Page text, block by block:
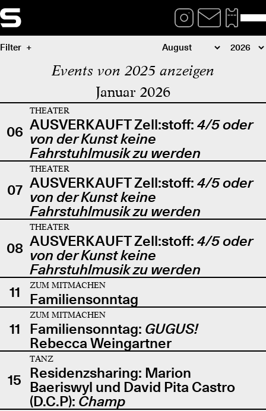
Filter
Events von 2025 anzeigen
Januar 2026
06
THEATER
AUSVERKAUFT Zell:stoff: 4/5 oder
von der Kunst keine
Fahrstuhlmusik zu werden
07
THEATER
AUSVERKAUFT Zell:stoff: 4/5 oder
von der Kunst keine
Fahrstuhlmusik zu werden
08
THEATER
AUSVERKAUFT Zell:stoff: 4/5 oder
von der Kunst keine
Fahrstuhlmusik zu werden
11
ZUM MITMACHEN
Familiensonntag
11
ZUM MITMACHEN
Familiensonntag: GUGUS!
Rebecca Weingartner
15
TANZ
Residenzsharing: Marion
Baeriswyl und David Pita Castro
(D.C.P): Champ